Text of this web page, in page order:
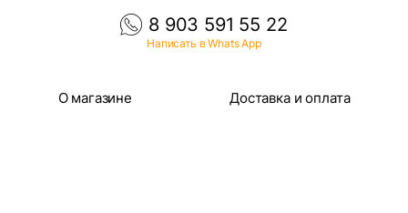
8 903 591 55 22
Написать в Whats App
О магазине Доставка и оплата